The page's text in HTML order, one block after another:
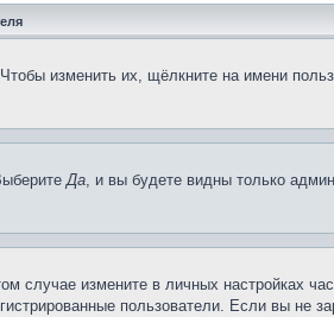
изменить их, щёлкните на имени
Да, и вы будете видны только
случае измените в личных настройках
пользователи. Если вы не